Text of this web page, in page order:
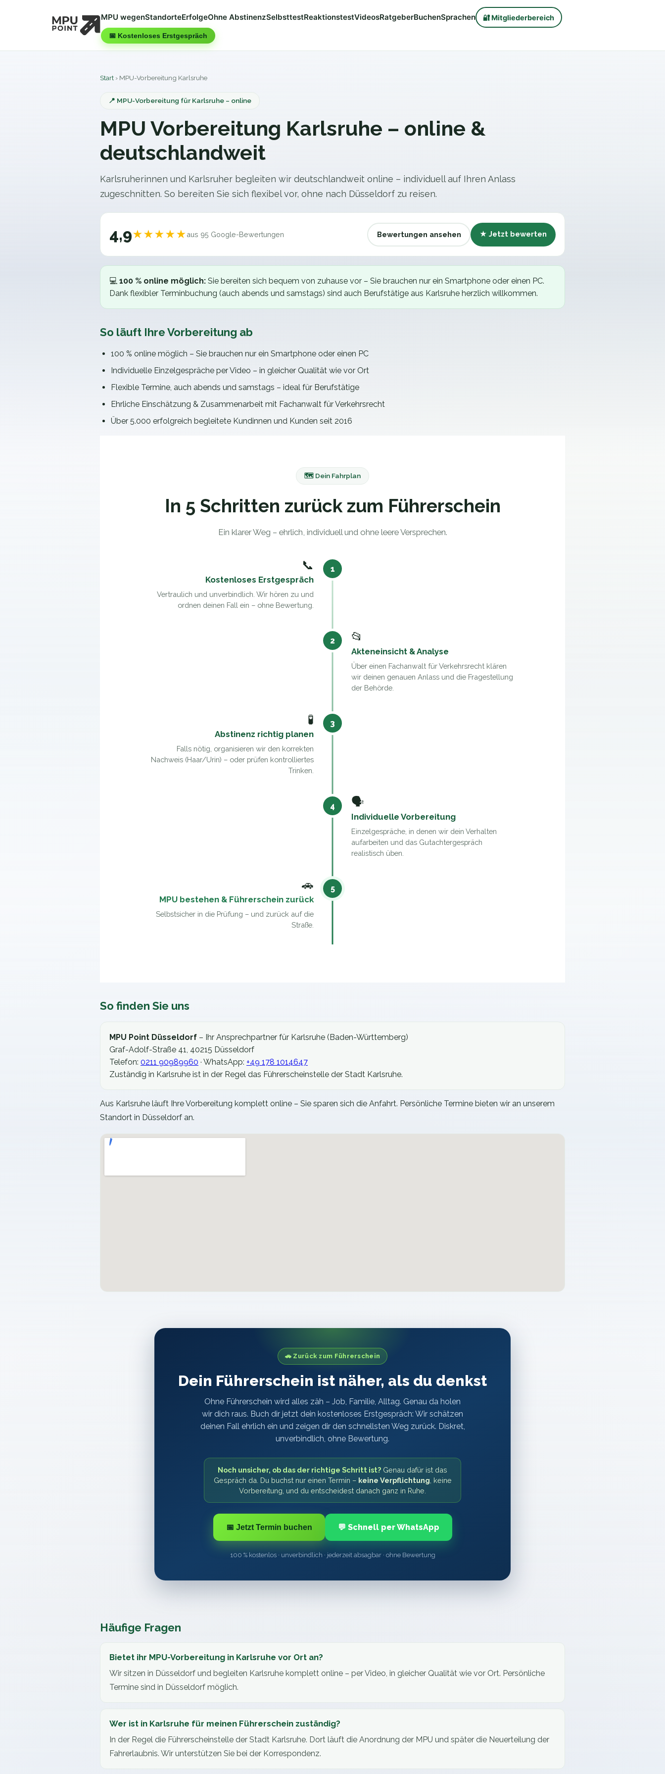
MPU wegenStandorteErfolgeOhne AbstinenzSelbsttestReaktionstestVideosRatgeberBuchenSprachen 🔐 Mitgliederbereich
📅 Kostenloses Erstgespräch
Start › MPU-Vorbereitung Karlsruhe
📍 MPU-Vorbereitung für Karlsruhe – online
MPU Vorbereitung Karlsruhe – online &
deutschlandweit
Karlsruherinnen und Karlsruher begleiten wir deutschlandweit online – individuell auf Ihren Anlass
zugeschnitten. So bereiten Sie sich flexibel vor, ohne nach Düsseldorf zu reisen.
4,9★★★★★aus 95 Google-Bewertungen Bewertungen ansehen ★ Jetzt bewerten
💻 100 % online möglich: Sie bereiten sich bequem von zuhause vor – Sie brauchen nur ein Smartphone oder einen PC.
Dank flexibler Terminbuchung (auch abends und samstags) sind auch Berufstätige aus Karlsruhe herzlich willkommen.
So läuft Ihre Vorbereitung ab
100 % online möglich – Sie brauchen nur ein Smartphone oder einen PC
Individuelle Einzelgespräche per Video – in gleicher Qualität wie vor Ort
Flexible Termine, auch abends und samstags – ideal für Berufstätige
Ehrliche Einschätzung & Zusammenarbeit mit Fachanwalt für Verkehrsrecht
Über 5.000 erfolgreich begleitete Kundinnen und Kunden seit 2016
🗺️ Dein Fahrplan
In 5 Schritten zurück zum Führerschein
Ein klarer Weg – ehrlich, individuell und ohne leere Versprechen.
1
📞
Kostenloses Erstgespräch
Vertraulich und unverbindlich. Wir hören zu und
ordnen deinen Fall ein – ohne Bewertung.
2 📂
Akteneinsicht & Analyse
Über einen Fachanwalt für Verkehrsrecht klären
wir deinen genauen Anlass und die Fragestellung
der Behörde.
3
🧪
Abstinenz richtig planen
Falls nötig, organisieren wir den korrekten
Nachweis (Haar/Urin) – oder prüfen kontrolliertes
Trinken.
4 🗣️
Individuelle Vorbereitung
Einzelgespräche, in denen wir dein Verhalten
aufarbeiten und das Gutachtergespräch
realistisch üben.
5
🚗
MPU bestehen & Führerschein zurück
Selbstsicher in die Prüfung – und zurück auf die
Straße.
So finden Sie uns
MPU Point Düsseldorf – Ihr Ansprechpartner für Karlsruhe (Baden-Württemberg)
Graf-Adolf-Straße 41, 40215 Düsseldorf
Telefon: 0211 90989960 · WhatsApp: +49 178 1014647
Zuständig in Karlsruhe ist in der Regel das Führerscheinstelle der Stadt Karlsruhe.
Aus Karlsruhe läuft Ihre Vorbereitung komplett online – Sie sparen sich die Anfahrt. Persönliche Termine bieten wir an unserem
Standort in Düsseldorf an.
🚗 Zurück zum Führerschein
Dein Führerschein ist näher, als du denkst
Ohne Führerschein wird alles zäh – Job, Familie, Alltag. Genau da holen
wir dich raus. Buch dir jetzt dein kostenloses Erstgespräch: Wir schätzen
deinen Fall ehrlich ein und zeigen dir den schnellsten Weg zurück. Diskret,
unverbindlich, ohne Bewertung.
Noch unsicher, ob das der richtige Schritt ist? Genau dafür ist das
Gespräch da. Du buchst nur einen Termin – keine Verpflichtung , keine
Vorbereitung, und du entscheidest danach ganz in Ruhe.
📅 Jetzt Termin buchen 💬 Schnell per WhatsApp
100 % kostenlos · unverbindlich · jederzeit absagbar · ohne Bewertung
Häufige Fragen
Bietet ihr MPU-Vorbereitung in Karlsruhe vor Ort an?
Wir sitzen in Düsseldorf und begleiten Karlsruhe komplett online – per Video, in gleicher Qualität wie vor Ort. Persönliche
Termine sind in Düsseldorf möglich.
Wer ist in Karlsruhe für meinen Führerschein zuständig?
In der Regel die Führerscheinstelle der Stadt Karlsruhe. Dort läuft die Anordnung der MPU und später die Neuerteilung der
Fahrerlaubnis. Wir unterstützen Sie bei der Korrespondenz.